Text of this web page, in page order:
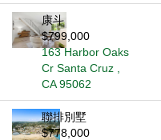
康斗
$799,000
163 Harbor Oaks
Cr Santa Cruz ,
CA 95062
聯排別墅
$778,000